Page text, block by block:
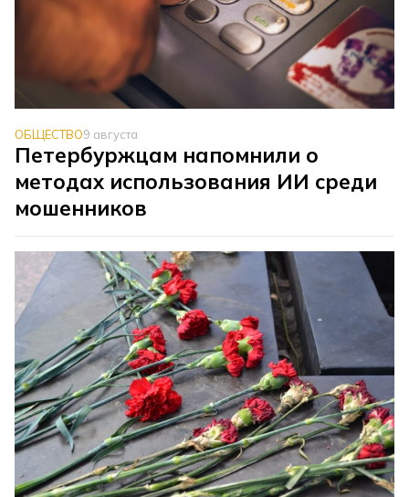
ОБЩЕСТВО9 августа
Петербуржцам напомнили о
методах использования ИИ среди
мошенников